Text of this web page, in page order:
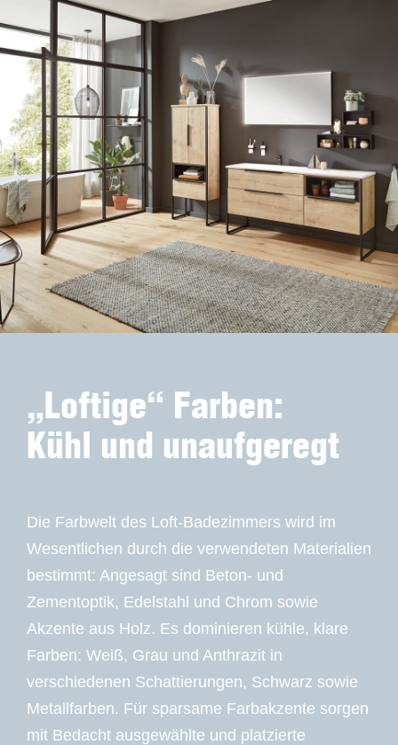
„Loftige“ Farben:
Kühl und unaufgeregt
Die Farbwelt des Loft-Badezimmers wird im
Wesentlichen durch die verwendeten Materialien
bestimmt: Angesagt sind Beton- und
Zementoptik, Edelstahl und Chrom sowie
Akzente aus Holz. Es dominieren kühle, klare
Farben: Weiß, Grau und Anthrazit in
verschiedenen Schattierungen, Schwarz sowie
Metallfarben. Für sparsame Farbakzente sorgen
mit Bedacht ausgewählte und platzierte